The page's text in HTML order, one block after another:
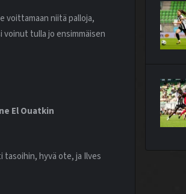
voittamaan niitä palloja,
voinut tulla jo ensimmäisen
El Ouatkin
tasoihin, hyvä ote, ja Ilves